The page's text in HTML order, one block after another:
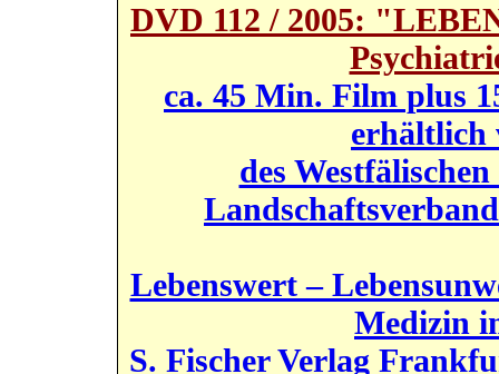
DVD 112 / 2005:
ca. 45 Min. Film plus
erhältlich
des
Lebenswert –
Medizin
S. Fischer Verlag